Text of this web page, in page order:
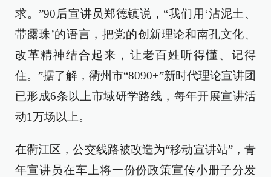
求。”90后宣讲员郑德镇说，“我们用‘沾泥土、
带露珠’的语言，把党的创新理论和南孔文化、
改革精神结合起来，让老百姓听得懂、记得
住。”据了解，衢州市“8090+”新时代理论宣讲团
已形成6条以上市域研学路线，每年开展宣讲活
动1万场以上。
在衢江区，公交线路被改造为“移动宣讲站”，青
年宣讲员在车上将一份份政策宣传小册子分发